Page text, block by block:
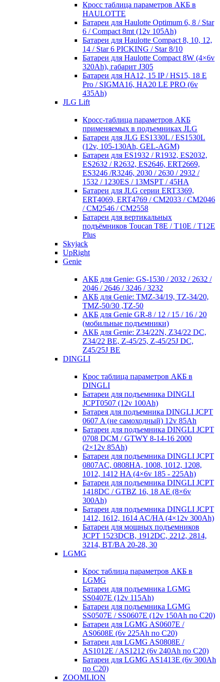
Кросc таблица параметров АКБ в
HAULOTTE
Батареи для Haulotte Optimum 6, 8 / Star
6 / Compact 8mt (12v 105Ah)
Батареи для Haulotte Compact 8, 10, 12,
14 / Star 6 PICKING / Star 8/10
Батареи для Haulotte Compact 8W (4×6v
320Ah), габарит J305
Батареи для HA12, 15 IP / HS15, 18 E
Pro / SIGMA16, HA20 LE PRO (6v
435Ah)
JLG Lift
Кросc-таблица параметров АКБ
применяемых в подъемниках JLG
Батареи для JLG ES1330L / ES1530L
(12v, 105-130Ah, GEL-AGM)
Батареи для ES1932 / R1932, ES2032,
ES2632 / R2632, ES2646, ERT2669,
ES3246 /R3246, 2030 / 2630 / 2932 /
1532 / 1230ES / 13MSPT / 45HA
Батареи для JLG серии ERT3369,
ERT4069, ERT4769 / CM2033 / CM2046
/ CM2546 / CM2558
Батареи для вертикальных
подъёмников Toucan T8E / T10E / T12E
Plus
Skyjack
UpRight
Genie
АКБ для Genie: GS-1530 / 2032 / 2632 /
2046 / 2646 / 3246 / 3232
АКБ для Genie: TMZ-34/19, TZ-34/20,
TMZ-50/30 ,TZ-50
АКБ для Genie GR-8 / 12 / 15 / 16 / 20
(мобильные подъемники)
АКБ для Genie: Z34/22N, Z34/22 DC,
Z34/22 BE, Z-45/25, Z-45/25J DC,
Z45/25J BE
DINGLI
Крос таблица параметров АКБ в
DINGLI
Батареи для подъемника DINGLI
JCPT0507 (12v 100Ah)
Батарея для подъемника DINGLI JCPT
0607 A (не самоходный) 12v 85Ah
Батареи для подъемника DINGLI JCPT
0708 DCM / GTWY 8-14-16 2000
(2×12v 85Ah)
Батареи для подъемника DINGLI JCPT
0807AC, 0808HA, 1008, 1012, 1208,
1012, 1412 HA (4×6v 185 - 225Ah)
Батареи для подъемника DINGLI JCPT
1418DC / GTBZ 16, 18 AE (8×6v
300Ah)
Батареи для подъемника DINGLI JCPT
1412, 1612, 1614 AC/HA (4×12v 300Ah)
Батареи для мощных подъемников
JCPT 1523DCB, 1912DC, 2212, 2814,
3214, BT/BA 20-28, 30
LGMG
Крос таблица параметров АКБ в
LGMG
Батареи для подъемника LGMG
SS0407E (12v 115Ah)
Батареи для подъемника LGMG
SS0507E / SS0607E (12v 150Ah по С20)
Батареи для LGMG AS0607E /
AS0608E (6v 225Ah по С20)
Батареи для LGMG AS0808E /
AS1012E / AS1212 (6v 240Ah по С20)
Батареи для LGMG AS1413E (6v 300Ah
по С20)
ZOOMLION